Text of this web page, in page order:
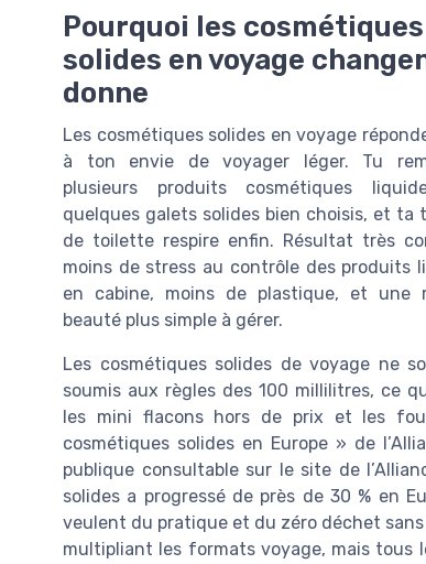
Pourquoi les cosmétiques
solides en voyage
donne
Les cosmétiques solides en voyage
à ton envie de voyager léger. Tu
plusieurs produits cosmétiques
quelques galets solides bien choisis, et ta
de toilette respire enfin. Résultat très
moins de stress au contrôle des produits
en cabine, moins de plastique, et une
beauté plus simple à gérer.
Les cosmétiques solides de voyage ne
soumis aux règles des 100 millilitres, ce
les mini flacons hors de prix et les
cosmétiques solides en Europe » de
publique consultable sur le site de
solides a progressé de près de 30 % en
veulent du pratique et du zéro déchet
multipliant les formats voyage, mais